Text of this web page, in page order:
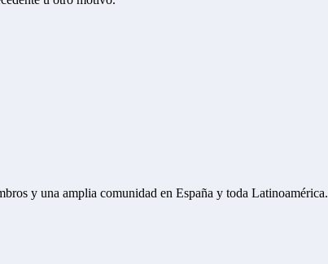
y una amplia comunidad en España y toda Latinoamérica.